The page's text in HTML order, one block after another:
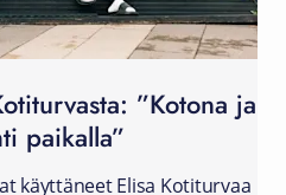
”Kotona ja
paikalla”
käyttäneet Elisa Kotiturvaa